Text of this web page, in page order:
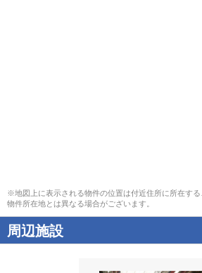
※地図上に表示される物件の位置は付近住所に所在す
物件所在地とは異なる場合がございます。
周辺施設